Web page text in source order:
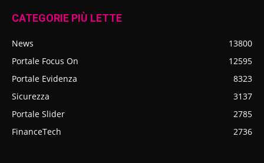
CATEGORIE PIÙ LETTE
News
13800
Portale Focus On
12595
Portale Evidenza
8323
Sicurezza
3137
Portale Slider
2785
FinanceTech
2736